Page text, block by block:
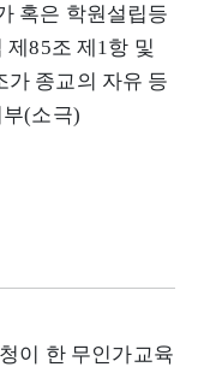
혹은 학원설립등
85조 제1항 및
가 종교의 자유 등
(소극)
이 한 무인가교육